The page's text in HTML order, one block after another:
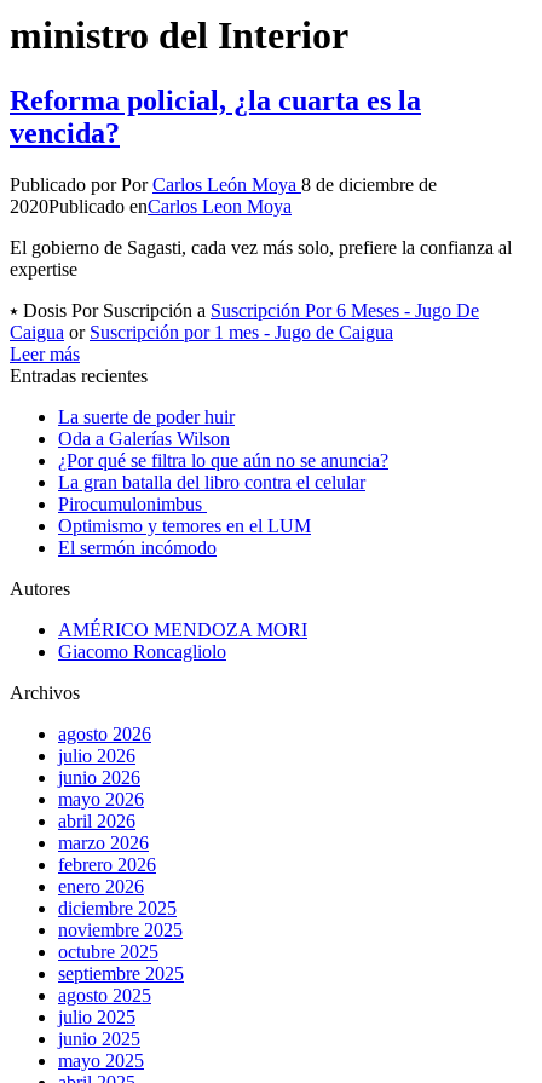
ministro del Interior
Reforma policial, ¿la cuarta es la
vencida?
Publicado por PorCarlos León Moya 8 de diciembre de
2020Publicado enCarlos Leon Moya
El gobierno de Sagasti, cada vez más solo, prefiere la confianza al
expertise
⭑ Dosis Por Suscripción a Suscripción Por 6 Meses - Jugo De
Caigua or Suscripción por 1 mes - Jugo de Caigua
Leer más
Entradas recientes
La suerte de poder huir
Oda a Galerías Wilson
¿Por qué se filtra lo que aún no se anuncia?
La gran batalla del libro contra el celular
Pirocumulonimbus
Optimismo y temores en el LUM
El sermón incómodo
Autores
AMÉRICO MENDOZA MORI
Giacomo Roncagliolo
Archivos
agosto 2026
julio 2026
junio 2026
mayo 2026
abril 2026
marzo 2026
febrero 2026
enero 2026
diciembre 2025
noviembre 2025
octubre 2025
septiembre 2025
agosto 2025
julio 2025
junio 2025
mayo 2025